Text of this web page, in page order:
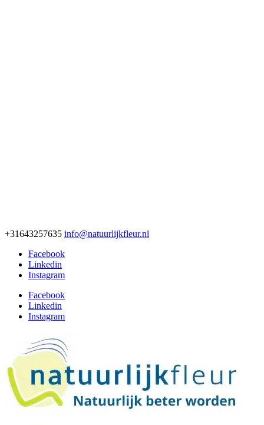
+31643257635 info@natuurlijkfleur.nl
Facebook
Linkedin
Instagram
Facebook
Linkedin
Instagram